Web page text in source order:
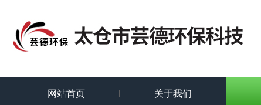
网站首页 关于我们